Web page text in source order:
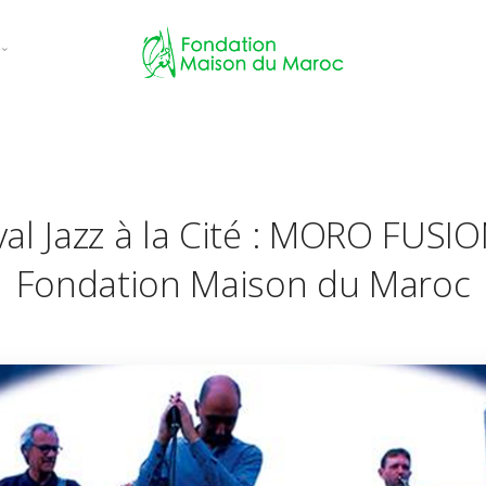
Jazz à la Cité : MORO
Fondation Maison du Maroc